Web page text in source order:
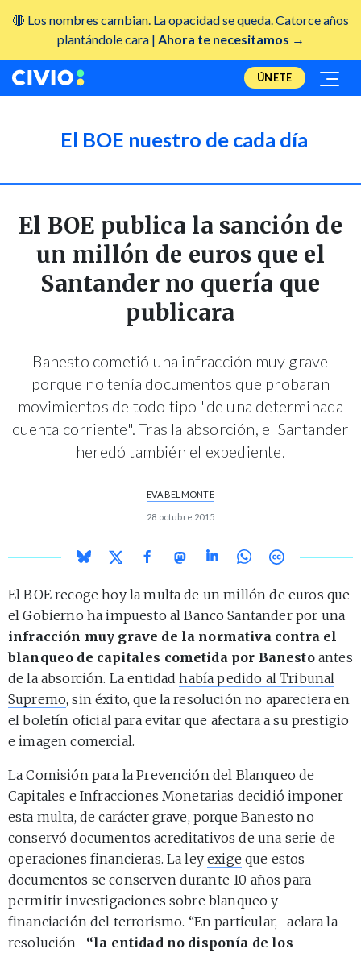
🔴 Los nombres cambian. La opacidad se queda. Catorce años
plantándole cara | Ahora te necesitamos →
ÚNETE
El BOE nuestro de cada día
El BOE publica la sanción de
un millón de euros que el
Santander no quería que
publicara
Banesto cometió una infracción muy grave
porque no tenía documentos que probaran
movimientos de todo tipo "de una determinada
cuenta corriente". Tras la absorción, el Santander
heredó también el expediente.
EVA BELMONTE
28 octubre 2015
El BOE recoge hoy lamulta de un millón de euros que
el Gobierno ha impuesto al Banco Santander por una
infracción muy grave de la normativa contra el
blanqueo de capitales cometida por Banestoantes
de la absorción. La entidadhabía pedido al Tribunal
Supremo, sin éxito, que la resolución no apareciera en
el boletín oficial para evitar que afectara a su prestigio
e imagen comercial.
La Comisión para la Prevención del Blanqueo de
Capitales e Infracciones Monetarias decidió imponer
esta multa, de carácter grave, porque Banesto no
conservó documentos acreditativos de una serie de
operaciones financieras. La leyexige que estos
documentos se conserven durante 10 años para
permitir investigaciones sobre blanqueo y
financiación del terrorismo. “En particular, -aclara la
resolución- “la entidad no disponía de los